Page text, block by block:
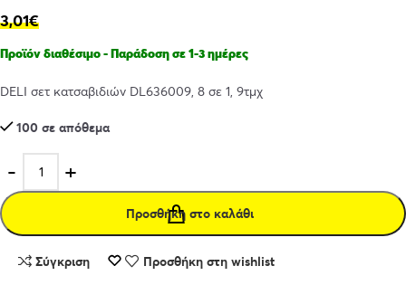
3,01€
Προϊόν διαθέσιμο - Παράδοση σε 1-3 ημέρες
DELI σετ κατσαβιδιών DL636009, 8 σε 1, 9τμχ
100 σε απόθεμα
Προσθήκη στο καλάθι
Σύγκριση Προσθήκη στη wishlist